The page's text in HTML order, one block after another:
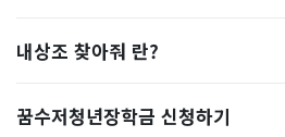
내상조 찾아줘 란?
꿈수저청년장학금 신청하기